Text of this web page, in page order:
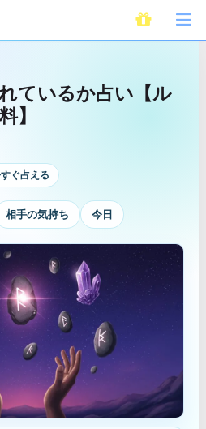
ているか占い【ル
】
ぐ占える
相手の気持ち 今日